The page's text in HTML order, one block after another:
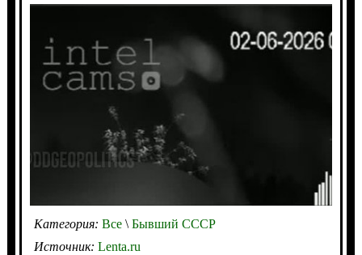
Категория: Все\Бывший СССР
Источник: Lenta.ru